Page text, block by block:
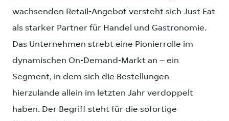
wachsenden Retail-Angebot versteht sich Just Eat
als starker Partner für Handel und Gastronomie.
Das Unternehmen strebt eine Pionierrolle im
dynamischen On-Demand-Markt an – ein
Segment, in dem sich die Bestellungen
hierzulande allein im letzten Jahr verdoppelt
haben. Der Begriff steht für die sofortige